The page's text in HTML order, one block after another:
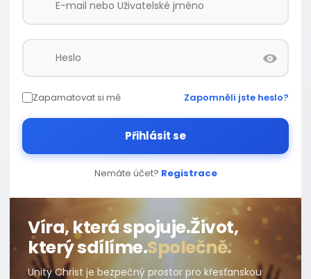
Zapamatovat si mě Zapomněli jste heslo?
Přihlásit se
Nemáte účet? Registrace
Víra, která spojuje.Život,
který sdílíme.Společně.
Unity Christ je bezpečný prostor pro křesťanskou